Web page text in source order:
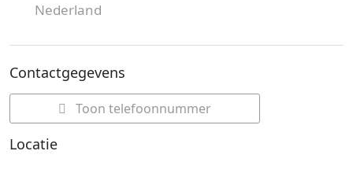
Nederland
Contactgegevens
Toon telefoonnummer
Locatie